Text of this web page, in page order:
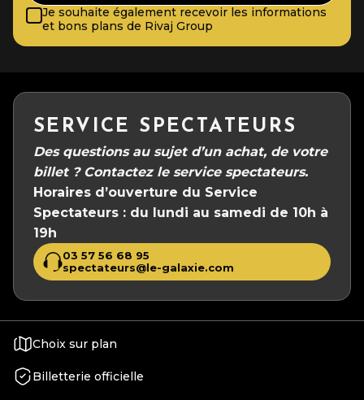
Je souhaite également recevoir les informations
et bons plans de Rivaj Group
SERVICE SPECTATEURS
Des questions au sujet d’un achat, de votre
billet ? Contactez le service spectateurs.
Horaires d’ouverture du Service
Spectateurs : du lundi au samedi de 10h à
19h
03 57 56 68 95
spectateurs@le-galaxie.com
Choix sur plan
Billetterie officielle